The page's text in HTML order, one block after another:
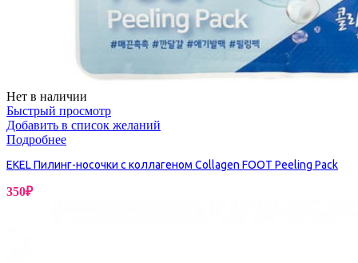
Нет в наличии
Быстрый просмотр
Добавить в список желаний
Подробнее
EKEL Пилинг-носочки с коллагеном Collagen FOOT Peeling Pack
350₽